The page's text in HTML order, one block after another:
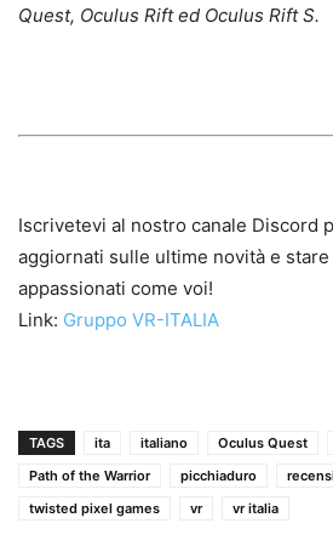
Quest, Oculus Rift ed Oculus Rift S.
Iscrivetevi al nostro canale Discord
aggiornati sulle ultime novità e
appassionati come voi!
Link: Gruppo VR-ITALIA
TAGS ita italiano Oculus Quest
Path of the Warrior
picchiaduro
twisted pixel games
vr vr italia